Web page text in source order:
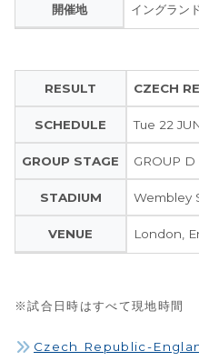
開催地 イングラン
RESULT CZECH
SCHEDULE Tue 22
GROUP STAGE GROUP D
STADIUM Wembley
VENUE London,
※試合日時はすべて現地時間
Czech Republic-